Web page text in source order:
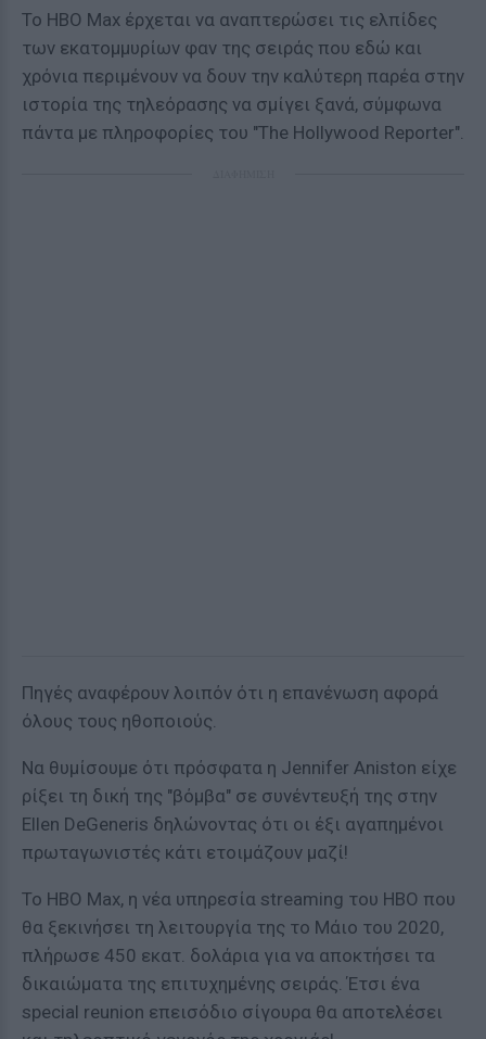
Το HBO Max έρχεται να αναπτερώσει τις ελπίδες
των εκατομμυρίων φαν της σειράς που εδώ και
χρόνια περιμένουν να δουν την καλύτερη παρέα στην
ιστορία της τηλεόρασης να σμίγει ξανά, σύμφωνα
πάντα με πληροφορίες του "The Hollywood Reporter".
Πηγές αναφέρουν λοιπόν ότι η επανένωση αφορά
όλους τους ηθοποιούς.
Να θυμίσουμε ότι πρόσφατα η Jennifer Aniston είχε
ρίξει τη δική της "βόμβα" σε συνέντευξή της στην
Ellen DeGeneris δηλώνοντας ότι οι έξι αγαπημένοι
πρωταγωνιστές κάτι ετοιμάζουν μαζί!
Το HBO Max, η νέα υπηρεσία streaming του HBO που
θα ξεκινήσει τη λειτουργία της το Μάιο του 2020,
πλήρωσε 450 εκατ. δολάρια για να αποκτήσει τα
δικαιώματα της επιτυχημένης σειράς. Έτσι ένα
special reunion επεισόδιο σίγουρα θα αποτελέσει